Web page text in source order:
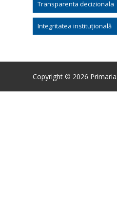
Transparenta decizionala
Integritatea instituțională
Copyright © 2026